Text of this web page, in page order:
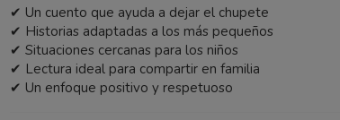
✔ Un cuento que ayuda a dejar el chupete
✔ Historias adaptadas a los más pequeños
✔ Situaciones cercanas para los niños
✔ Lectura ideal para compartir en familia
✔ Un enfoque positivo y respetuoso